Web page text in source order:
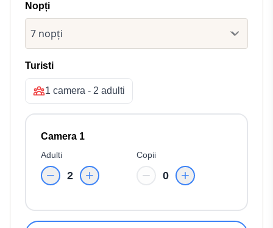
Nopți
Turisti
1 camera - 2 adulti
Camera 1
Adulti
2
Copii
0